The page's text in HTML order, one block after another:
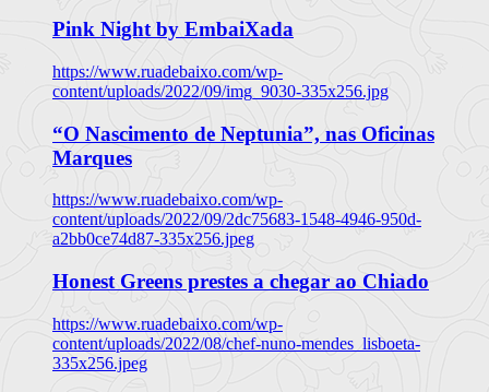
Pink Night by EmbaiXada
https://www.ruadebaixo.com/wp-
content/uploads/2022/09/img_9030-335x256.jpg
“O Nascimento de Neptunia”, nas Oficinas
Marques
https://www.ruadebaixo.com/wp-
content/uploads/2022/09/2dc75683-1548-4946-950d-
a2bb0ce74d87-335x256.jpeg
Honest Greens prestes a chegar ao Chiado
https://www.ruadebaixo.com/wp-
content/uploads/2022/08/chef-nuno-mendes_lisboeta-
335x256.jpeg